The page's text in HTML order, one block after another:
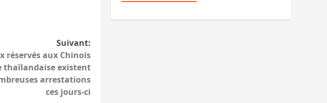
Suivant:
réservés aux Chinois
thaïlandaise existent
arrestations
ces jours-ci